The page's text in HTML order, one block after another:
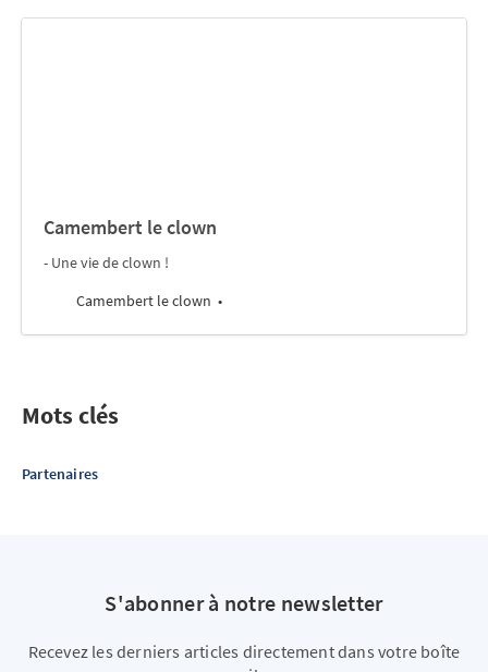
Camembert le clown
- Une vie de clown !
Camembert le clown
Mots clés
Partenaires
S'abonner à notre newsletter
Recevez les derniers articles directement dans votre boîte